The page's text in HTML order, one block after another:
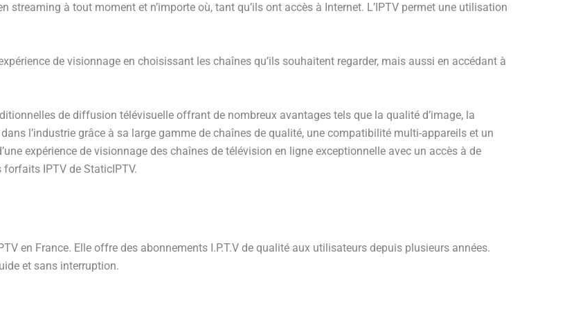
à tout moment et n’importe où, tant qu’ils ont accès à Internet. L’IPTV permet une utilisation
de visionnage en choisissant les chaînes qu’ils souhaitent regarder, mais aussi en accédant à
de diffusion télévisuelle offrant de nombreux avantages tels que la qualité d’image, la
l’industrie grâce à sa large gamme de chaînes de qualité, une compatibilité multi-appareils et un
expérience de visionnage des chaînes de télévision en ligne exceptionnelle avec un accès à de
IPTV de StaticIPTV.
en France. Elle offre des abonnements I.P.T.V de qualité aux utilisateurs depuis plusieurs années.
et sans interruption.